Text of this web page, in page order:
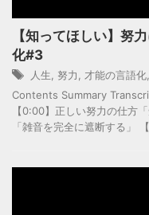
【知ってほしい】努
化#3
人生 努力 才能の言語化
Contents Summary
【0:00】正しい努力の仕方
「雑音を完全に遮断する」